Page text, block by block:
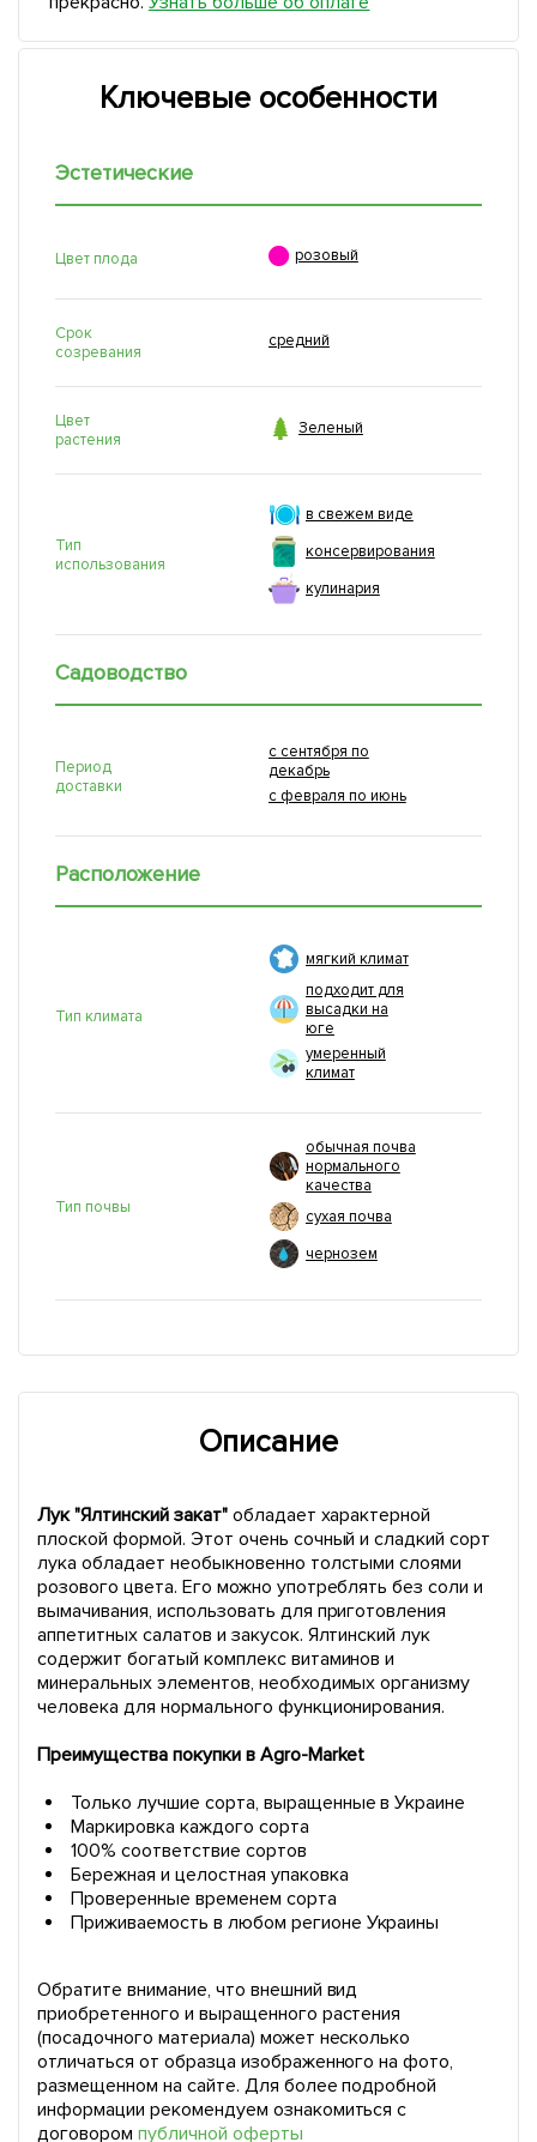
Ключевые особенности
Эстетические
Цвет плода  розовый
Срок
созревания
средний
Цвет
растения
 Зеленый
Тип
использования
в свежем виде
консервирования
кулинария
Садоводство
Период
доставки
с сентября по
декабрь
с февраля по июнь
Расположение
Тип климата
мягкий климат
подходит для
высадки на
юге
умеренный
климат
Тип почвы
обычная почва
нормального
качества
сухая почва
чернозем
Описание
Лук "Ялтинский закат"обладает характерной
плоской формой. Этот очень сочный и сладкий сорт
лука обладает необыкновенно толстыми слоями
розового цвета. Его можно употреблять без соли и
вымачивания, использовать для приготовления
аппетитных салатов и закусок. Ялтинский лук
содержит богатый комплекс витаминов и
минеральных элементов, необходимых организму
человека для нормального функционирования.
Преимущества покупки в Agro-Market
Только лучшие сорта, выращенные в Украине
Маркировка каждого сорта
100% соответствие сортов
Бережная и целостная упаковка
Проверенные временем сорта
Приживаемость в любом регионе Украины
Обратите внимание, что внешний вид
приобретенного и выращенного растения
(посадочного материала) может несколько
отличаться от образца изображенного на фото,
размещенном на сайте. Для более подробной
информации рекомендуем ознакомиться с
договором публичной оферты